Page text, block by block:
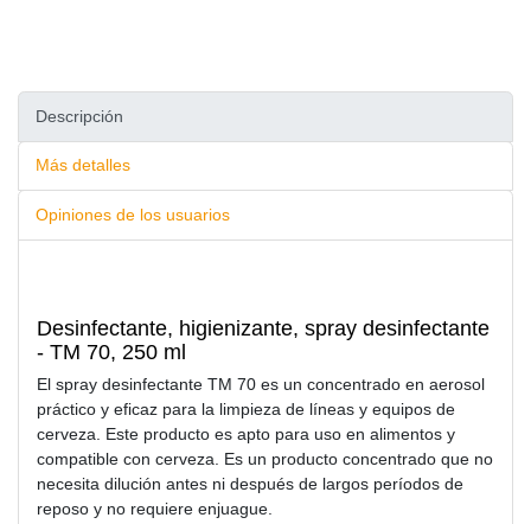
Descripción
Más detalles
Opiniones de los usuarios
Desinfectante, higienizante, spray desinfectante
- TM 70, 250 ml
El spray desinfectante TM 70 es un concentrado en aerosol
práctico y eficaz para la limpieza de líneas y equipos de
cerveza. Este producto es apto para uso en alimentos y
compatible con cerveza. Es un producto concentrado que no
necesita dilución antes ni después de largos períodos de
reposo y no requiere enjuague.